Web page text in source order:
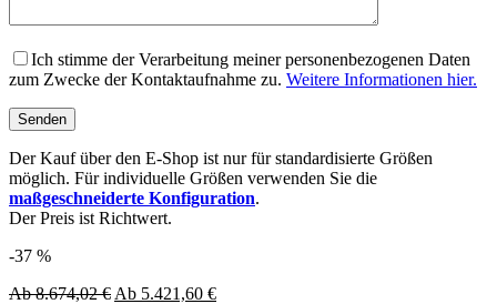
Ich stimme der Verarbeitung meiner personenbezogenen Daten
zum Zwecke der Kontaktaufnahme zu. Weitere Informationen hier.
Der Kauf über den E-Shop ist nur für standardisierte Größen
möglich. Für individuelle Größen verwenden Sie die
maßgeschneiderte Konfiguration.
Der Preis ist Richtwert.
-37 %
Ab8.674,02€ Ab 5.421,60 €